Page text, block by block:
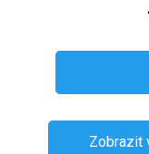
Zobrazit